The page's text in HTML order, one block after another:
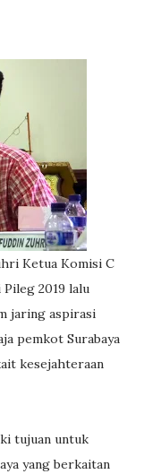
Ketua Komisi C
2019 lalu
jaring aspirasi
pemkot Surabaya
kesejahteraan
tujuan untuk
yang berkaitan